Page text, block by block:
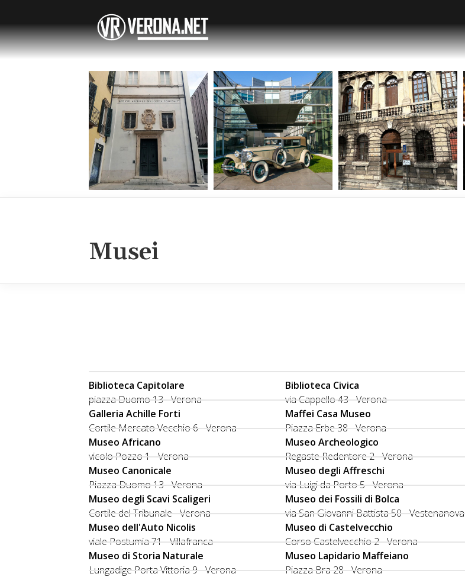
Musei
Biblioteca Capitolare
piazza Duomo 13 - Verona
Biblioteca Civica
via Cappello 43 - Verona
Galleria Achille Forti
Cortile Mercato Vecchio 6 - Verona
Maffei Casa Museo
Piazza Erbe 38 - Verona
Museo Africano
vicolo Pozzo 1 - Verona
Museo Archeologico
Regaste Redentore 2 - Verona
Museo Canonicale
Piazza Duomo 13 - Verona
Museo degli Affreschi
via Luigi da Porto 5 - Verona
Museo degli Scavi Scaligeri
Cortile del Tribunale - Verona
Museo dei Fossili di Bolca
via San Giovanni Battista 50 - Vestenanova
Museo dell'Auto Nicolis
viale Postumia 71 - Villafranca
Museo di Castelvecchio
Corso Castelvecchio 2 - Verona
Museo di Storia Naturale
Lungadige Porta Vittoria 9 - Verona
Museo Lapidario Maffeiano
Piazza Bra 28 - Verona